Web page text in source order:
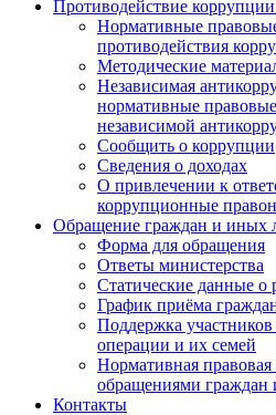
Противодействие коррупции
Нормативные
противодействия
Методические
Независимая
нормативные
независимой
Сообщить о коррупции
Сведения о доходах
О привлечении к
коррупционные
Обращение граждан и иных
Форма для обращения
Ответы министерства
Статические данные о
График приёма
Поддержка
операции и их семей
Нормативная правовая
обращениями граждан
Контакты